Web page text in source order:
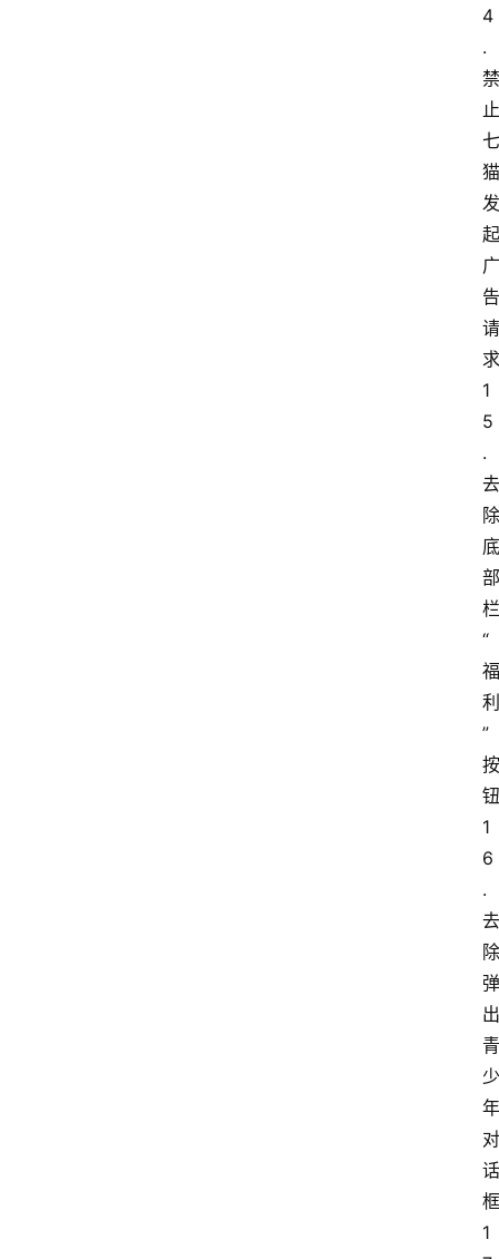
4
.
禁
止
七
猫
发
起
广
告
请
求
1
5
.
去
除
底
部
栏
“
福
利
”
按
钮
1
6
.
去
除
弹
出
青
少
年
对
话
框
1